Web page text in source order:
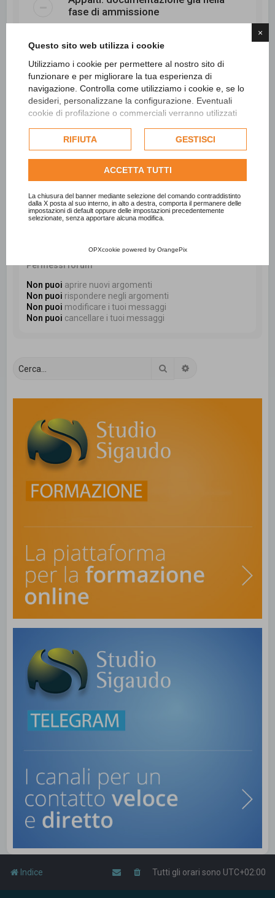
×
Questo sito web utilizza i cookie
Utilizziamo i cookie per permettere al nostro sito di
funzionare e per migliorare la tua esperienza di
navigazione. Controlla come utilizziamo i cookie e, se lo
desideri, personalizzane la configurazione. Eventuali
cookie di profilazione o commerciali verranno utilizzati
dell'utente e, se consentito, potrebbero essere utilizzati
per personalizzare gli annunci pubblicitari. Per ulteriori
informazioni su come Google utilizza i dati raccolti,
politica sulla privacy di Google
Consulta l'informativa cookie completa.
RIFIUTA GESTISCI
ACCETTA TUTTI
La chiusura del banner mediante selezione del comando contraddistinto
dalla X posta al suo interno, in alto a destra, comporta il permanere delle
impostazioni di default oppure delle impostazioni precedentemente
selezionate, senza apportare alcuna modifica.
OPXcookie powered by OrangePix
fase di ammissione
Zone sismiche: contributo opere
pubbliche
Nuovo argomento
502 argomenti Pagina 5 6 …
Vai a
Permessi forum
Non puoi aprire nuovi argomenti
Non puoi rispondere negli argomenti
Non puoi modificare i tuoi messaggi
Non puoi cancellare i tuoi messaggi
Cerca
Indice Tutti gli orari sono UTC+02:00